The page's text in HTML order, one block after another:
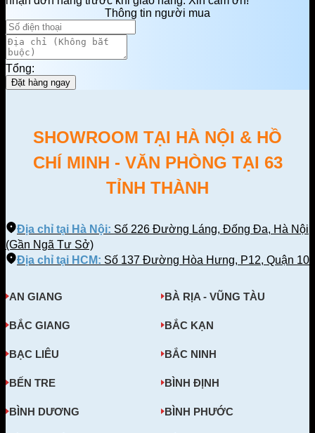
Thông tin người mua
Tổng:
Đặt hàng ngay
SHOWROOM TẠI HÀ NỘI & HỒ
CHÍ MINH - VĂN PHÒNG TẠI 63
TỈNH THÀNH
Địa chỉ tại Hà Nội: Số 226 Đường Láng, Đống Đa, Hà Nội
(Gần Ngã Tư Sở)
Địa chỉ tại HCM: Số 137 Đường Hòa Hưng, P12, Quận 10
AN GIANG BÀ RỊA - VŨNG TÀU
BẮC GIANG BẮC KẠN
BẠC LIÊU BẮC NINH
BẾN TRE BÌNH ĐỊNH
BÌNH DƯƠNG BÌNH PHƯỚC